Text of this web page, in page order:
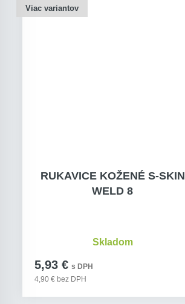
Viac variantov
RUKAVICE KOŽENÉ S-SKIN
WELD 8
5,93 € s DPH
4,90 € bez DPH
Skladom